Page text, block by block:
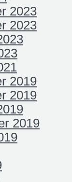
2023
2023
2019
2019
2019